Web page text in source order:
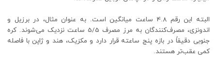
البته این رقم 4.8 ساعت میانگین است. به عنوان مثال، در برزیل و
اندونزی، مصرف‌کنندگان به مرز مصرف 5/5 ساعت نزدیک می‌شوند. کره
جنوبی دقیقاً در بازه پنج ساعته قرار دارد و مکزیک، هند و ژاپن با فاصله
کمی عقب‌تر هستند.